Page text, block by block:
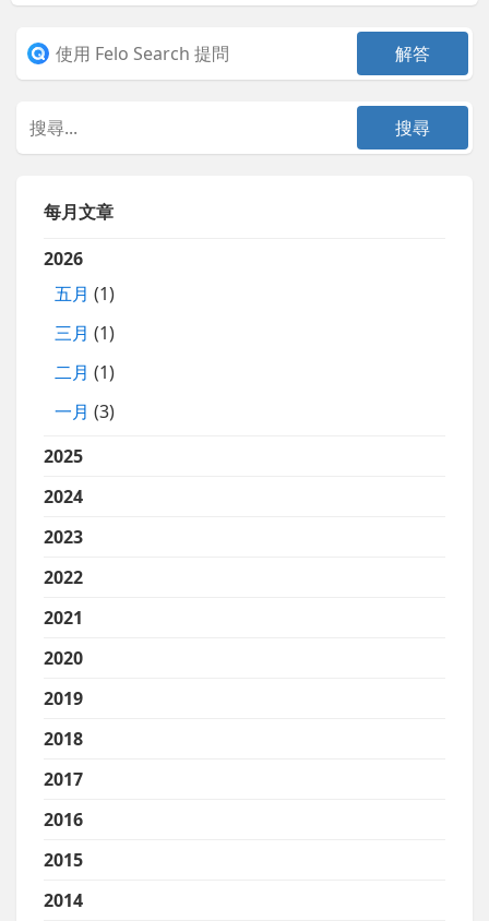
每月文章
2026
五月 (1)
三月 (1)
二月 (1)
一月 (3)
2025
2024
2023
2022
2021
2020
2019
2018
2017
2016
2015
2014